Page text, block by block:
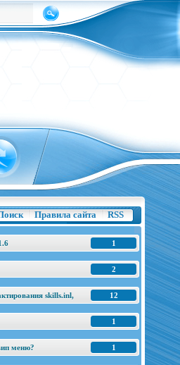
Правила сайта RSS
1
2
12
skills.inl,
1
1
меню?